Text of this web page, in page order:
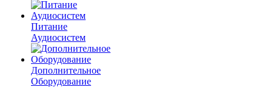
Питание
Аудиосистем
Дополнительное
Оборудование